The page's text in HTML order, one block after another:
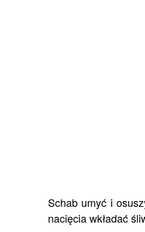
Schab umyć i
nacięcia wkładać